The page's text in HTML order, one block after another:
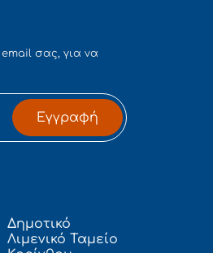
σας, για να
Εγγραφή
Δημοτικό
Λιμενικό Ταμείο